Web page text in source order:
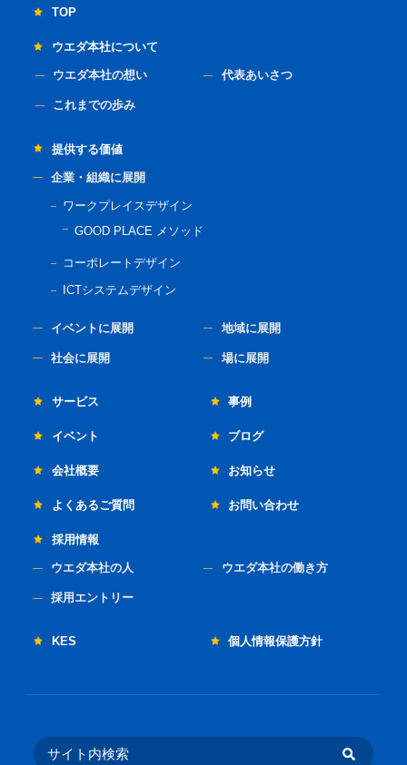
TOP
ウエダ本社について
ウエダ本社の想い 代表あいさつ
これまでの歩み
提供する価値
企業・組織に展開
ワークプレイスデザイン
GOOD PLACE メソッド
コーポレートデザイン
ICTシステムデザイン
イベントに展開 地域に展開
社会に展開 場に展開
サービス 事例
イベント ブログ
会社概要 お知らせ
よくあるご質問 お問い合わせ
採用情報
ウエダ本社の人 ウエダ本社の働き方
採用エントリー
KES 個人情報保護方針